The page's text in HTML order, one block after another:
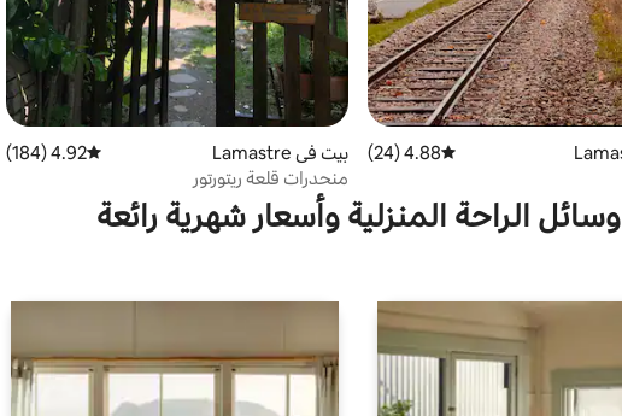
متوسط التقييم 4.88 من 5، 24 مراجعات
4.88 (24)
بيت في Lamastre متوسط التقييم 4.92 من 5، 184 مراجعات
4.92 (184)
منحدرات قلعة ريتورتور
وسائل الراحة المنزلية وأسعار شهرية رائعة